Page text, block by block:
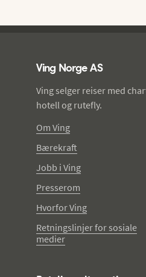
Ving Norge AS
Ving selger reiser med
hotell og rutefly.
Om Ving
Bærekraft
Jobb i Ving
Presserom
Hvorfor Ving
Retningslinjer for sosiale
medier